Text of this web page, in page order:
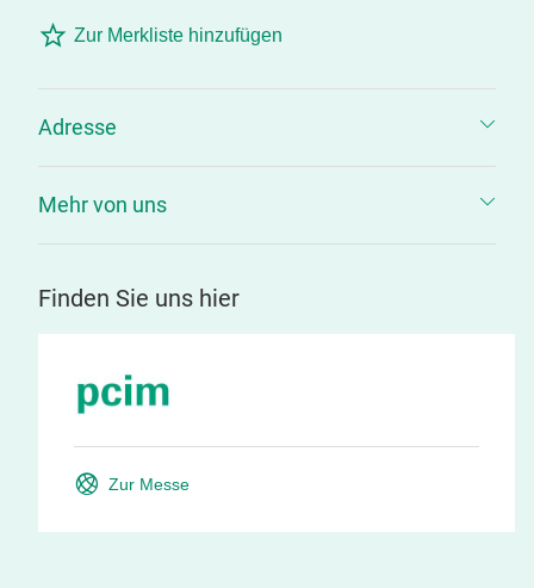
Zur Merkliste hinzufügen
Adresse
Mehr von uns
Finden Sie uns hier
Zur Messe